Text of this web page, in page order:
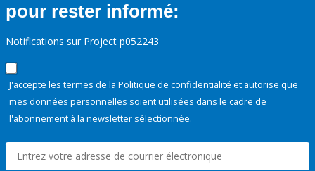
pour rester informé:
Notifications sur Project p052243
J'accepte les termes de la Politique de confidentialité et autorise que
mes données personnelles soient utilisées dans le cadre de
l'abonnement à la newsletter sélectionnée.